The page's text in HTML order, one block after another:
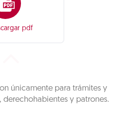
pdf
únicamente para trámites y
y patrones.